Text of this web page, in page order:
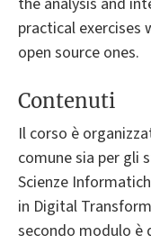
practical
open source ones.
Contenuti
Il corso è
comune sia per gli
Scienze
in Digital
secondo modulo è